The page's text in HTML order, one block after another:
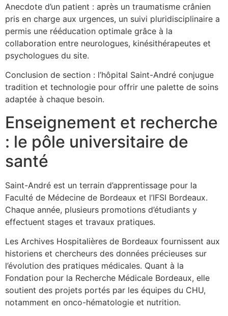
Anecdote d’un patient : après un traumatisme crânien
pris en charge aux urgences, un suivi pluridisciplinaire a
permis une rééducation optimale grâce à la
collaboration entre neurologues, kinésithérapeutes et
psychologues du site.
Conclusion de section : l’hôpital Saint-André conjugue
tradition et technologie pour offrir une palette de soins
adaptée à chaque besoin.
Enseignement et recherche
: le pôle universitaire de
santé
Saint-André est un terrain d’apprentissage pour la
Faculté de Médecine de Bordeaux et l’IFSI Bordeaux.
Chaque année, plusieurs promotions d’étudiants y
effectuent stages et travaux pratiques.
Les Archives Hospitalières de Bordeaux fournissent aux
historiens et chercheurs des données précieuses sur
l’évolution des pratiques médicales. Quant à la
Fondation pour la Recherche Médicale Bordeaux, elle
soutient des projets portés par les équipes du CHU,
notamment en onco-hématologie et nutrition.